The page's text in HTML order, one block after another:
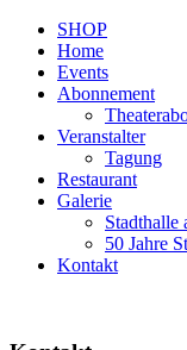
SHOP
Home
Events
Abonnement
Veranstalter
Tagung
Restaurant
Galerie
Stadthalle
50 Jahre
Kontakt